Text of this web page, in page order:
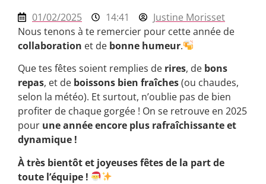
01/02/2025 14:41
Justine Morisset
Nous tenons à te remercier pour cette année de
collaboration et de bonne humeur.
Que tes fêtes soient remplies de rires, de bons
repas, et de boissons bien fraîches(ou chaudes,
selon la météo). Et surtout, n’oublie pas de bien
profiter de chaque gorgée ! On se retrouve en 2025
pour une année encore plus rafraîchissante et
dynamique !
À très bientôt et joyeuses fêtes de la part de
toute l’équipe !